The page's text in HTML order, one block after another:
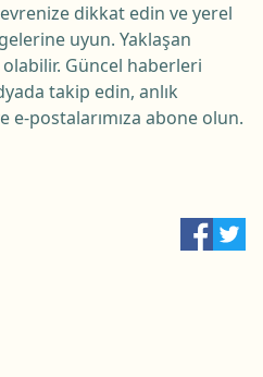
dikkat edin ve yerel
uyun. Yaklaşan
Güncel haberleri
takip edin, anlık
e-postalarımıza abone olun.